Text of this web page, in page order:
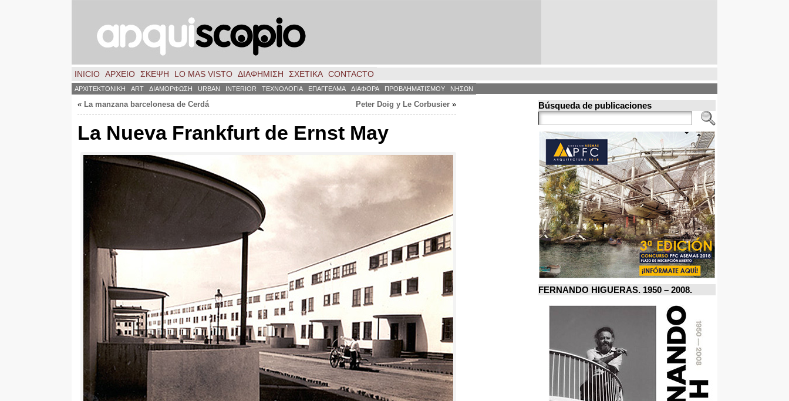
INICIO ΑΡΧΕΙΟ ΣΚΈΨΗ LO MAS VISTO ΔΙΑΦΗΜΙΣΗ ΣΧΕΤΙΚΑ CONTACTO
ΑΡΧΙΤΕΚΤΟΝΙΚΗ ART ΔΙΑΜΟΡΦΩΣΗ URBAN INTERIOR ΤΕΧΝΟΛΟΓΙΑ ΕΠΑΓΓΕΛΜΑ ΔΙΑΦΟΡΑ ΠΡΟΒΛΗΜΑΤΙΣΜΟΥ ΝΗΣΩΝ
« La manzana barcelonesa de Cerdá Peter Doig y Le Corbusier »
La Nueva Frankfurt de Ernst May
Búsqueda de publicaciones
FERNANDO HIGUERAS. 1950 – 2008.